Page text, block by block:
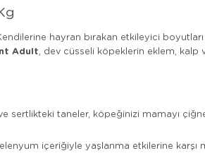
hayran bırakan etkileyici
Adult, dev cüsseli köpeklerin eklem, kalp
sertlikteki taneler, köpeğinizi mamayı
içeriğiyle yaşlanma etkilerine